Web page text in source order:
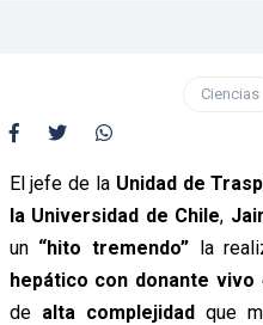
Ciencias
El jefe de la Unidad de
la Universidad de Chile,
un “hito tremendo”la
hepático con donante vivo
de alta complejidadque